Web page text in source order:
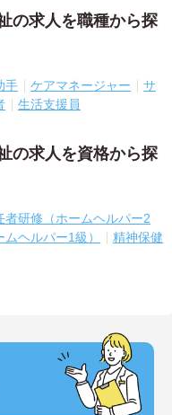
の求人を職種から探
手 ケアマネージャー
サ
生活支援員
の求人を資格から探
者研修（ホームヘルパー2
ヘルパー1級）
精神保健